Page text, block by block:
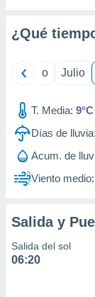
mediante
publicidad
1199
¿Qué
Junio Julio
T. Media: 9°C
Días de lluvia:
Acum. de
Viento medio:
Salida y
Salida del sol
06:20